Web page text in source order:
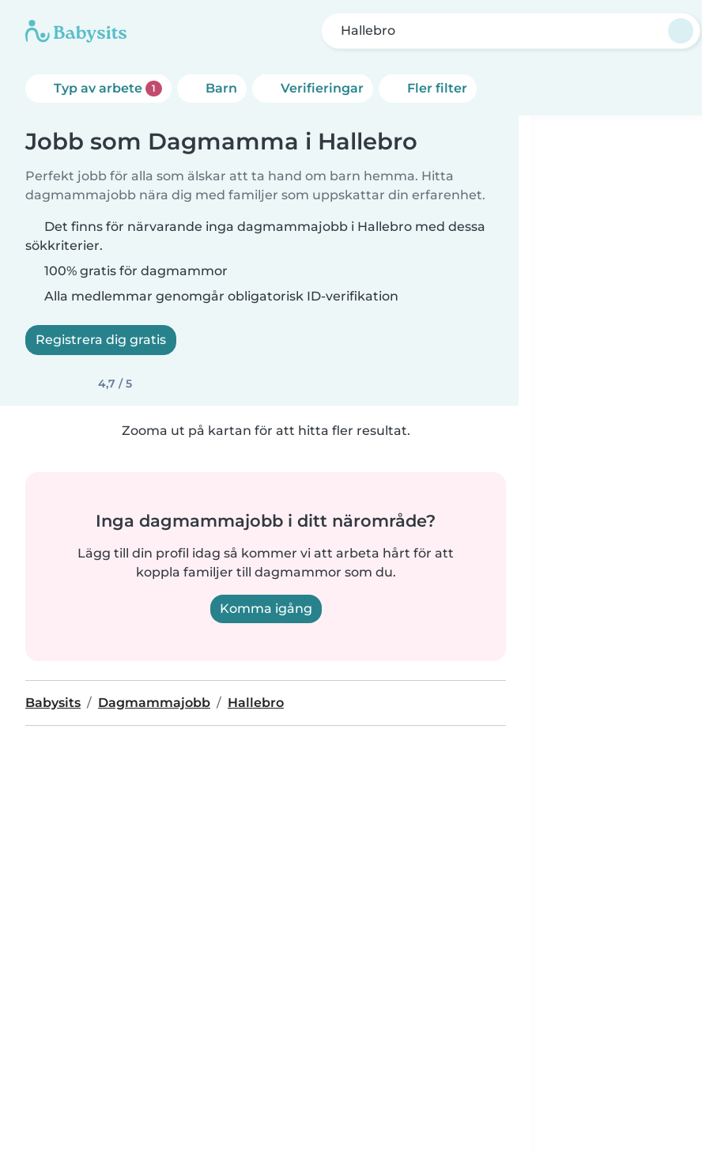
Hallebro
Typ av arbete 1 Barn Verifieringar Fler filter
Jobb som Dagmamma i Hallebro
Perfekt jobb för alla som älskar att ta hand om barn hemma. Hitta
dagmammajobb nära dig med familjer som uppskattar din erfarenhet.
Det finns för närvarande inga dagmammajobb i Hallebro med dessa
sökkriterier.
100% gratis för dagmammor
Alla medlemmar genomgår obligatorisk ID-verifikation
Registrera dig gratis
4,7 / 5
Zooma ut på kartan för att hitta fler resultat.
Inga dagmammajobb i ditt närområde?
Lägg till din profil idag så kommer vi att arbeta hårt för att
koppla familjer till dagmammor som du.
Komma igång
Babysits Dagmammajobb Hallebro